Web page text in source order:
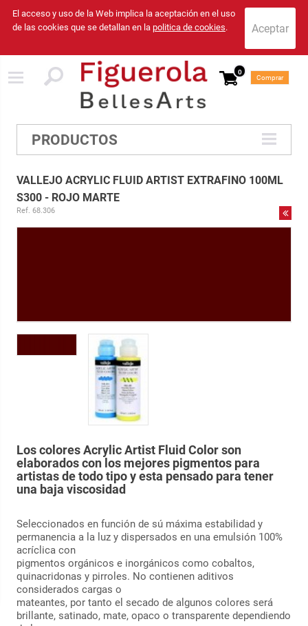
El acceso y uso de la Web implica la aceptación en el uso
de las cookies que se detallan en la politica de cookies.
0
Comprar
PRODUCTOS
VALLEJO ACRYLIC FLUID ARTIST EXTRAFINO 100ML
S300 - ROJO MARTE
Ref. 68.306
Los colores Acrylic Artist Fluid Color son
elaborados con los mejores pigmentos para
artistas de todo tipo y esta pensado para tener
una baja viscosidad
Seleccionados en función de sú máxima estabilidad y
permanencia a la luz y dispersados en una emulsión 100%
acríclica con
pigmentos orgánicos e inorgánicos como cobaltos,
quinacridonas y pirroles. No contienen aditivos
considerados cargas o
mateantes, por tanto el secado de algunos colores será
brillante, satinado, mate, opaco o transparente dependiendo